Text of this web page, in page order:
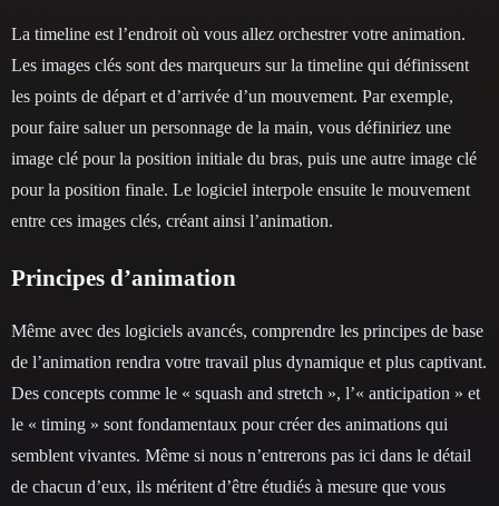
La timeline est l’endroit où vous allez orchestrer votre animation.
Les images clés sont des marqueurs sur la timeline qui définissent
les points de départ et d’arrivée d’un mouvement. Par exemple,
pour faire saluer un personnage de la main, vous définiriez une
image clé pour la position initiale du bras, puis une autre image clé
pour la position finale. Le logiciel interpole ensuite le mouvement
entre ces images clés, créant ainsi l’animation.
Principes d’animation
Même avec des logiciels avancés, comprendre les principes de base
de l’animation rendra votre travail plus dynamique et plus captivant.
Des concepts comme le « squash and stretch », l’« anticipation » et
le « timing » sont fondamentaux pour créer des animations qui
semblent vivantes. Même si nous n’entrerons pas ici dans le détail
de chacun d’eux, ils méritent d’être étudiés à mesure que vous